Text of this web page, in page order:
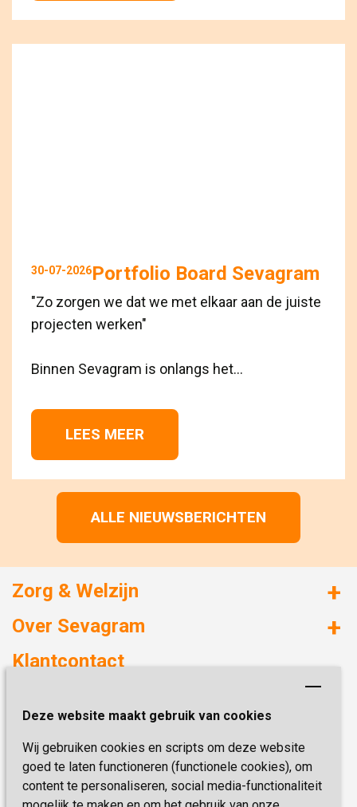
Deze website maakt gebruik van cookies
Wij gebruiken cookies en scripts om deze website
goed te laten functioneren (functionele cookies), om
content te personaliseren, social media-functionaliteit
30-07-2026Portfolio Board Sevagram
"Zo zorgen we dat we met elkaar aan de juiste
projecten werken"
Binnen Sevagram is onlangs het...
LEES MEER
ALLE NIEUWSBERICHTEN
Zorg & Welzijn
Huizen met zorg
Onze specialiteiten
Over Sevagram
Duurzaamheid
Kwaliteit & Klantbeleving
Missie & Visie
Vastgoed
Klantcontact
6419 PB Heerlen
Telefoon:0900 777 4 777
E-mail:zorgbemiddeling@sevagram.nl